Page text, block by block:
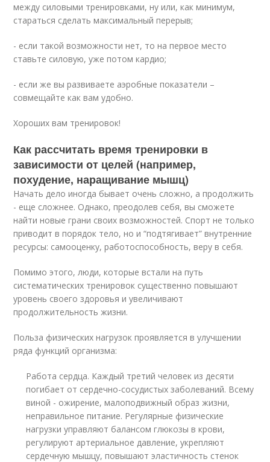
между силовыми тренировками, ну или, как минимум,
стараться сделать максимальный перерыв;
- если такой возможности нет, то на первое место
ставьте силовую, уже потом кардио;
- если же вы развиваете аэробные показатели –
совмещайте как вам удобно.
Хороших вам тренировок!
Как рассчитать время тренировки в
зависимости от целей (например,
похудение, наращивание мышц)
Начать дело иногда бывает очень сложно, а продолжить
- еще сложнее. Однако, преодолев себя, вы сможете
найти новые грани своих возможностей. Спорт не только
приводит в порядок тело, но и “подтягивает” внутренние
ресурсы: самооценку, работоспособность, веру в себя.
Помимо этого, люди, которые встали на путь
систематических тренировок существенно повышают
уровень своего здоровья и увеличивают
продолжительность жизни.
Польза физических нагрузок проявляется в улучшении
ряда функций организма:
Работа сердца. Каждый третий человек из десяти
погибает от сердечно-сосудистых заболеваний. Всему
виной - ожирение, малоподвижный образ жизни,
неправильное питание. Регулярные физические
нагрузки управляют балансом глюкозы в крови,
регулируют артериальное давление, укрепляют
сердечную мышцу, повышают эластичность стенок